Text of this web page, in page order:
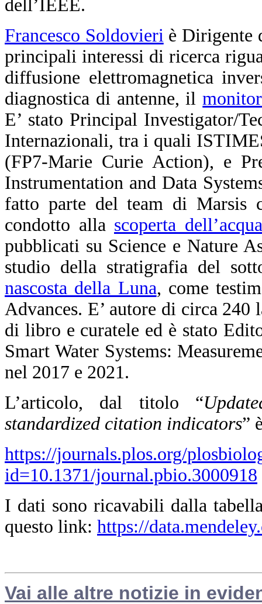
dell’IEEE.
Francesco Soldovieri è Dirigente
principali interessi di ricerca
diffusione elettromagnetica
diagnostica di antenne, il
E’ stato Principal Investigator/
Internazionali, tra i quali
(FP7-Marie Curie Action), e
Instrumentation and Data
fatto parte del team di Marsis
condotto alla scoperta
pubblicati su Science e Nature
studio della stratigrafia del
nascosta della Luna, come
Advances. E’ autore di circa
di libro e curatele ed è stato
Smart Water Systems:
nel 2017 e 2021.
L’articolo, dal titolo “
standardized citation indicators”
https://journals.plos.org/
id=10.1371/journal.pbio.3000918
I dati sono ricavabili dalla
questo link: https://
Vai alle altre notizie in